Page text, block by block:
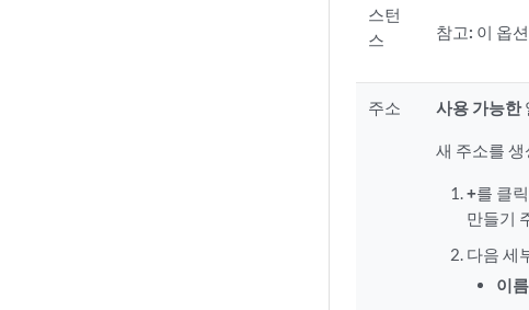
스턴
스
참고: 이 옵
주소 사용 가능한
새 주소를
+를 클
만들기
다음 세
이름